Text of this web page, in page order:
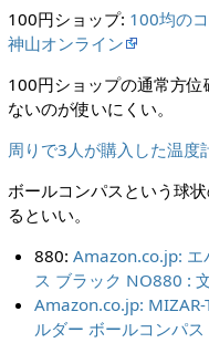
100円ショップ: 100均の
神山オンライン
100円ショップの通常方
ないのが使いにくい。
周りで3人が購入した温度
ボールコンパスという球
るといい。
880:Amazon.co.jp: エ
ス ブラック NO880 :
Amazon.co.jp: MIZAR-
ルダー ボールコンパ